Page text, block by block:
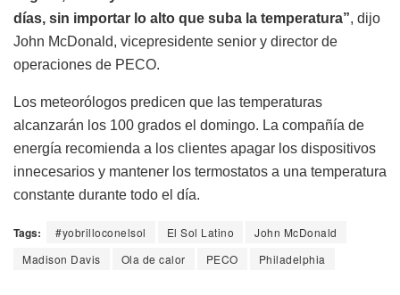
días, sin importar lo alto que suba la temperatura”, dijo
John McDonald, vicepresidente senior y director de
operaciones de PECO.
Los meteorólogos predicen que las temperaturas
alcanzarán los 100 grados el domingo. La compañía de
energía recomienda a los clientes apagar los dispositivos
innecesarios y mantener los termostatos a una temperatura
constante durante todo el día.
Tags: #yobrilloconelsol El Sol Latino
John McDonald
Madison Davis
Ola de calor PECO Philadelphia